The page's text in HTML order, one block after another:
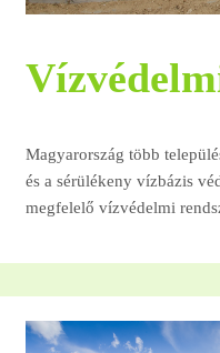
Magyarország több
és a sérülékeny vízbázis
megfelelő vízvédelmi